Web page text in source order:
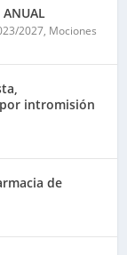
ANUAL
2027, Mociones
intromisión
de